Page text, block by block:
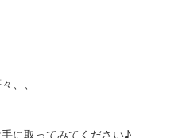
、、
に取ってみてください♪